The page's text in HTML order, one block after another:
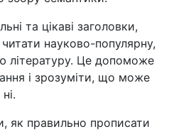
та цікаві заголовки,
науково-популярну,
літературу. Це допоможе
і зрозуміти, що може
як правильно прописати